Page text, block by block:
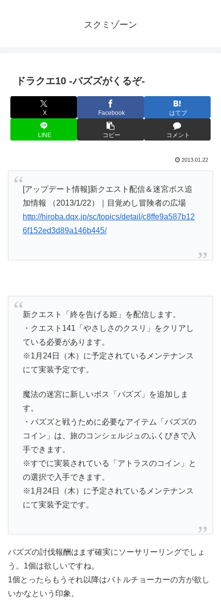
スクミゾーン
ドラクエ10 -バズズがくるぞ-
X Facebook はてブ
LINE コピー コメント
2013.01.22
[アップデート情報]新クエスト配信＆迷宮ボス追
加情報 （2013/1/22）｜目覚めし冒険者の広場
http://hiroba.dqx.jp/sc/topics/detail/c8ffe9a587b12
6f152ed3d89a146b445/
新クエスト「終を告げる姫」を配信します。
・クエスト141「やさしさのクスリ」をクリアし
ている必要があります。
※1月24日（木）に予定されているメンテナンス
にて実装予定です。
魔法の迷宮に新しいボス「バズズ」を追加しま
す。
・バズズと戦うために必要なアイテム「バズズの
コイン」は、旅のコンシェルジュのふくびきで入
手できます。
※すでに実装されている「アトラスのコイン」と
の選択で入手できます。
※1月24日（木）に予定されているメンテナンス
にて実装予定です。
バズズの討伐報酬はまず確実にソーサリーリングでしょ
う。1個は欲しいですね。
1個とったらもうそれ以降はバトルチョーカーの方が欲し
いかなという印象。